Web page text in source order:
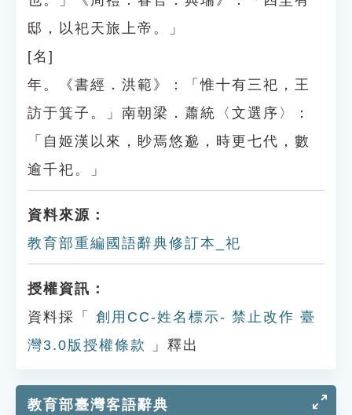
邸，以祀天旅上帝。」
[名]
年。《書經．洪範》：「惟十有三祀，王
訪于箕子。」南朝梁．蕭統〈文選序〉：
「自姬漢以來，眇焉悠邈，時更七代，數
逾千祀。」
資料來源：
教育部重編國語辭典修訂本_祀
授權資訊：
資料採「
創用CC-姓名標示- 禁止改作 臺
灣3.0版授權條款
」釋出
教育部臺灣客語辭典